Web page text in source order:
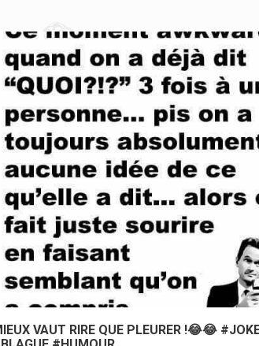
TROP DROLE #JOKE #BLAGUE